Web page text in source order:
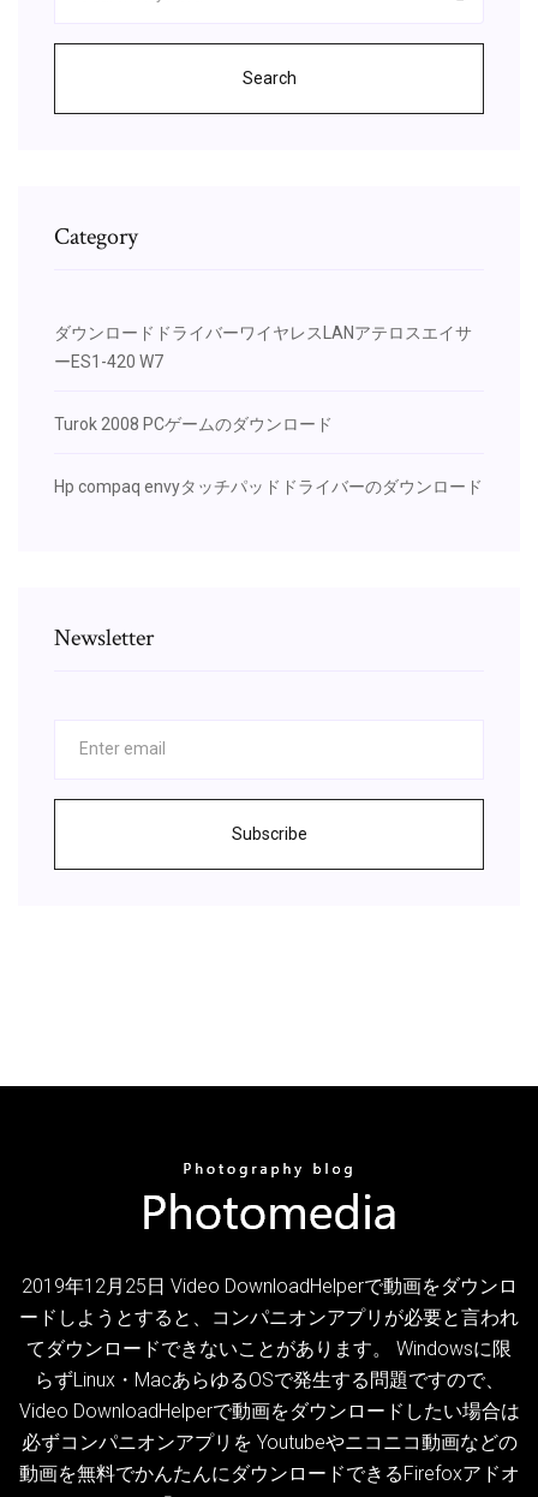
Search
Category
ダウンロードドライバーワイヤレスLANアテロスエイサ
ーES1-420 W7
Turok 2008 PCゲームのダウンロード
Hp compaq envyタッチパッドドライバーのダウンロード
Newsletter
Subscribe
2019年12月25日 Video DownloadHelperで動画をダウンロ
ードしようとすると、コンパニオンアプリが必要と言われ
てダウンロードできないことがあります。 Windowsに限
らずLinux・MacあらゆるOSで発生する問題ですので、
Video DownloadHelperで動画をダウンロードしたい場合は
必ずコンパニオンアプリを Youtubeやニコニコ動画などの
動画を無料でかんたんにダウンロードできるFirefoxアドオ